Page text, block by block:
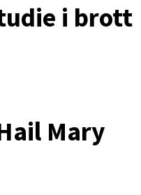
i brott
Mary